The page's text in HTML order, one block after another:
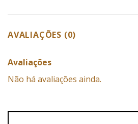
AVALIAÇÕES (0)
Avaliações
Não há avaliações ainda.